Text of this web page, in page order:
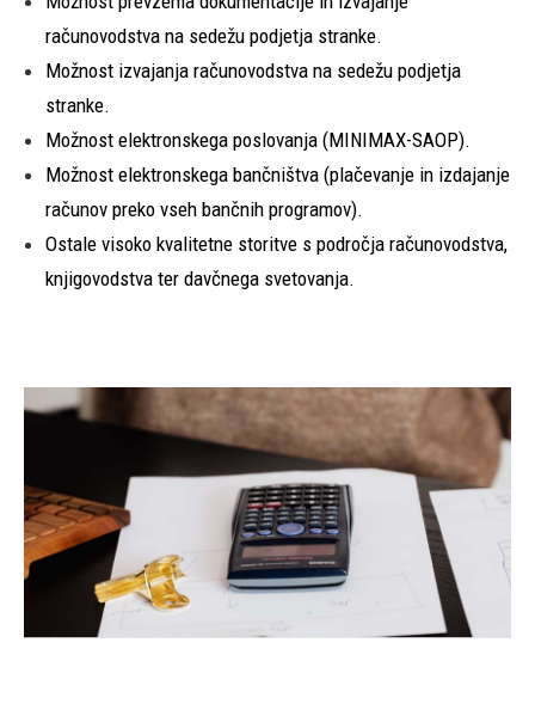
računovodstva na sedežu podjetja stranke.
Možnost izvajanja računovodstva na sedežu podjetja
stranke.
Možnost elektronskega poslovanja (MINIMAX-SAOP).
Možnost elektronskega bančništva (plačevanje in izdajanje
računov preko vseh bančnih programov).
Ostale visoko kvalitetne storitve s področja računovodstva,
knjigovodstva ter davčnega svetovanja.